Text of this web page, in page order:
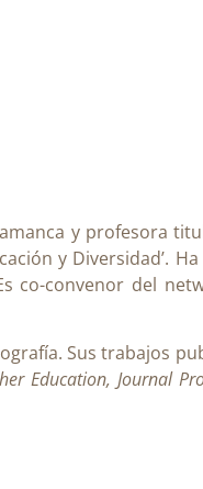
y profesora
y Diversidad’.
co-convenor del
Sus trabajos
Education, Journal